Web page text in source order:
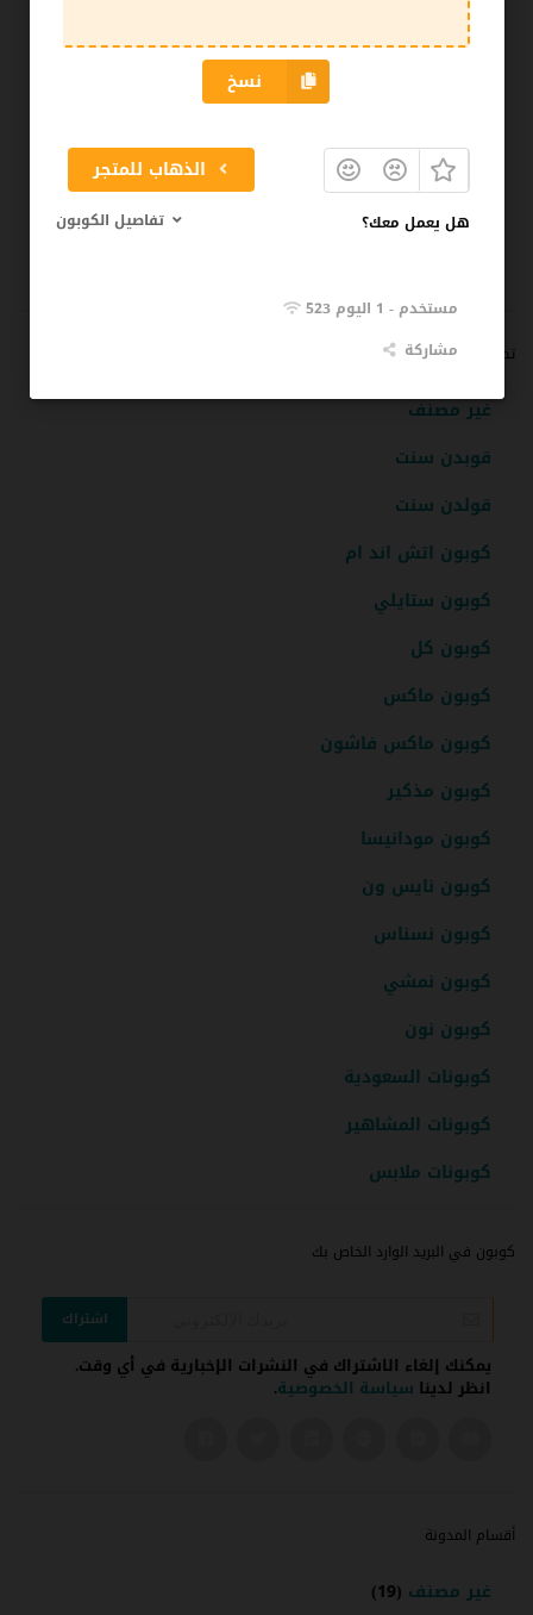
أغسطس 2021
مارس 2020
فبراير 2020
تصنيفات
غير مصنف
قوبدن سنت
قولدن سنت
كوبون اتش اند ام
كوبون ستايلي
كوبون كل
كوبون ماكس
كوبون ماكس فاشون
كوبون مذكير
كوبون مودانيسا
كوبون نايس ون
كوبون نسناس
كوبون نمشي
كوبون نون
كوبونات السعودية
كوبونات المشاهير
كوبونات ملابس
كوبون في البريد الوارد الخاص بك
اشتراك
يمكنك إلغاء الاشتراك في النشرات الإخبارية في أي وقت.
انظر لدينا سياسة الخصوصية.
أقسام المدونة
غير مصنف (19)
نسخ
الذهاب للمتجر
هل يعمل معك؟ تفاصيل الكوبون
523 مستخدم - 1 اليوم
مشاركة